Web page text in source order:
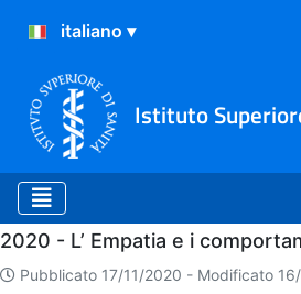
Istituto
Home
2020 - L’ Empatia e i
Pubblicato 17/11/2020 - Modificato